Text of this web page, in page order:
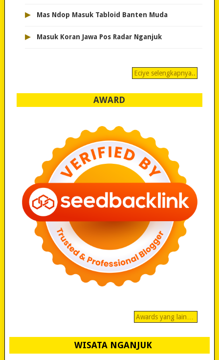
▸ Mas Ndop Masuk Tabloid Banten Muda
▸ Masuk Koran Jawa Pos Radar Nganjuk
Eciye selengkapnya..
AWARD
Awards yang lain…
WISATA NGANJUK